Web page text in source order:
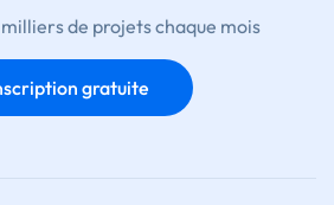
de projets chaque mois
gratuite